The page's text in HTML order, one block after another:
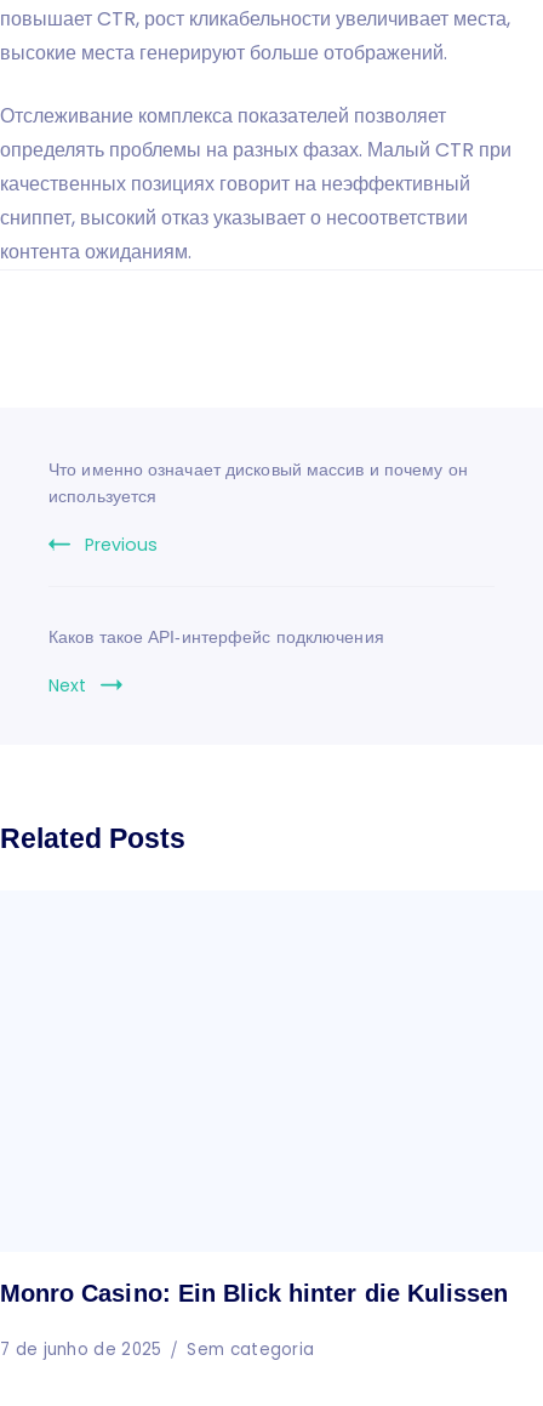
повышает CTR, рост кликабельности увеличивает места,
высокие места генерируют больше отображений.
Отслеживание комплекса показателей позволяет
определять проблемы на разных фазах. Малый CTR при
качественных позициях говорит на неэффективный
сниппет, высокий отказ указывает о несоответствии
контента ожиданиям.
Что именно означает дисковый массив и почему он
используется
Previous
Каков такое API-интерфейс подключения
Next
Related Posts
Monro Casino: Ein Blick hinter die Kulissen
7 de junho de 2025 Sem categoria